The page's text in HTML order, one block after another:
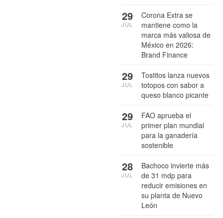
Corona Extra se
mantiene como la
marca más valiosa de
México en 2026:
Brand Finance
29
JUL
Tostitos lanza nuevos
totopos con sabor a
queso blanco picante
29
JUL
FAO aprueba el
primer plan mundial
para la ganadería
sostenible
29
JUL
Bachoco invierte más
de 31 mdp para
reducir emisiones en
su planta de Nuevo
León
28
JUL